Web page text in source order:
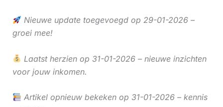
Nieuwe update toegevoegd op 29-01-2026 –
groei mee!
Laatst herzien op 31-01-2026 – nieuwe inzichten
voor jouw inkomen.
Artikel opnieuw bekeken op 31-01-2026 – kennis